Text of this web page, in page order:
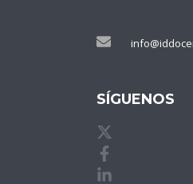
SÍGUENOS